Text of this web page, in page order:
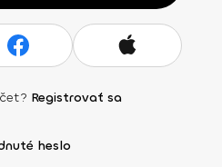
Registrovať sa
heslo